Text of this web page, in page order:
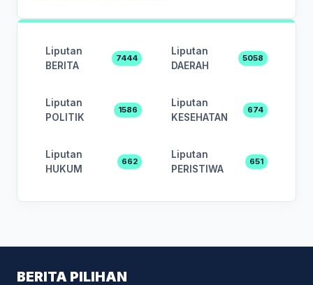
Liputan
BERITA
7444
Liputan
DAERAH
5058
Liputan
POLITIK
1586
Liputan
KESEHATAN
674
Liputan
HUKUM
662
Liputan
PERISTIWA
651
BERITA PILIHAN